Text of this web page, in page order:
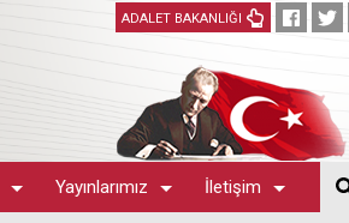
ADALET BAKANLIĞI
Yayınlarımız İletişim